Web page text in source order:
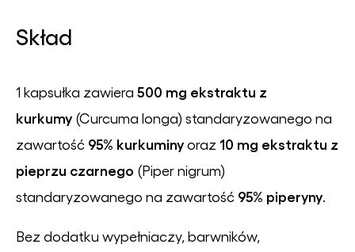
Skład
1 kapsułka zawiera 500 mg ekstraktu z
kurkumy (Curcuma longa) standaryzowanego na
zawartość 95% kurkuminyoraz 10 mg ekstraktu z
pieprzu czarnego (Piper nigrum)
standaryzowanego na zawartość 95% piperyny
Bez dodatku wypełniaczy, barwników,